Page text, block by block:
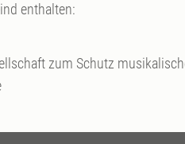
enthalten:
zum Schutz